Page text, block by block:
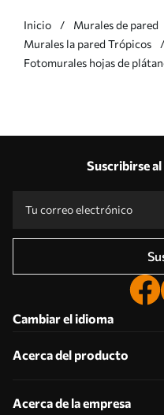
Inicio Murales de pared
Murales la pared Trópicos
Fotomurales hojas de
Suscribirse
Cambiar el idioma
Acerca del producto
Acerca de la empresa